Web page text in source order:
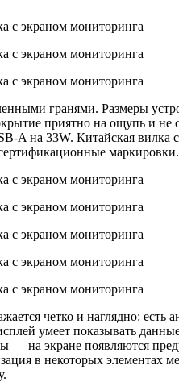
гранями. Размеры
приятно на ощупь и
на 33W. Китайская вилка
маркировки.
четко и наглядно:
умеет показывать
— на экране появляются
в некоторых элементах